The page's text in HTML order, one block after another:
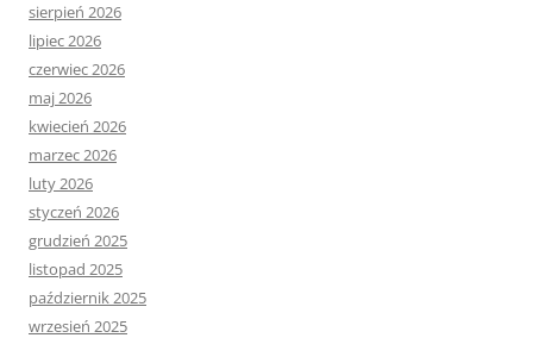
sierpień 2026
lipiec 2026
czerwiec 2026
maj 2026
kwiecień 2026
marzec 2026
luty 2026
styczeń 2026
grudzień 2025
listopad 2025
październik 2025
wrzesień 2025